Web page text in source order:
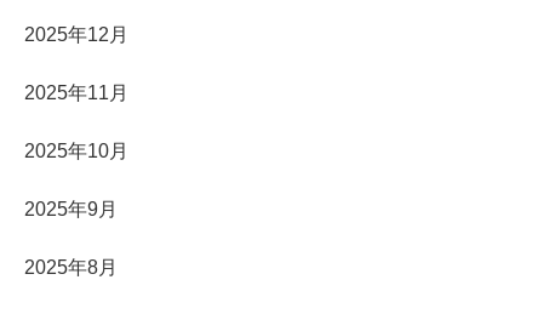
2025年12月
2025年11月
2025年10月
2025年9月
2025年8月